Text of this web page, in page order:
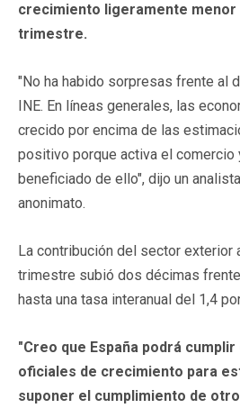
crecimiento ligeramente menor
trimestre.
"No ha habido sorpresas frente al
INE. En líneas generales, las
crecido por encima de las
positivo porque activa el comercio
beneficiado de ello", dijo un
anonimato.
La contribución del sector exterior
trimestre subió dos décimas
hasta una tasa interanual del 1,4
"Creo que España podrá
oficiales de crecimiento para
suponer el cumplimiento de